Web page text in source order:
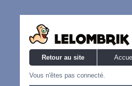
Retour au site
Vous n'êtes pas connecté.